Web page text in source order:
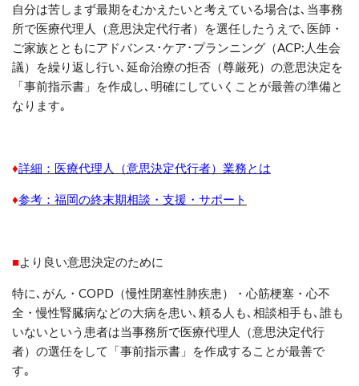
自分は苦しまず最期をむかえたいと考えている場合は､ 当事務
所で医療代理人（意思決定代行者）を選任したうえで､ 医師・
ご家族とともにアドバンス･ケア･プランニング（ACP: 人生会
議）を繰り返し行い､ 延命治療の拒否（尊厳死）の意思決定を
「事前指示書」
を作成し､ 明確にしていくことが最善の準備と
なります｡
♦詳細：医療代理人（意思決定代行者）業務とは
♦参考：福岡の終末期相談・支援・サポート
■より良い意思決定のために
特に､ がん・ COPD （慢性閉塞性肺疾患）
・心筋梗塞・心不
全・慢性腎臓病などの大病を患い､頼る人も､相談相手も､誰も
いないという患者は当事務所で医療代理人（意思決定代行
者）の選任をして「事前指示書」を作成することが最善で
す｡